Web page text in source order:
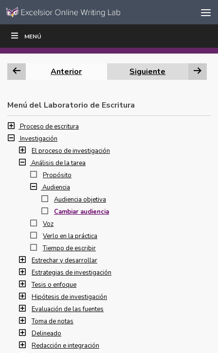
Ir al contenido
navegación
MENÚ
ESCRIBIR
Anterior Siguiente
Menú del Laboratorio de Escritura
Proceso de escritura
Investigación
El proceso de investigación
Análisis de la tarea
Propósito
Audiencia
Audiencia objetiva
Cambiar audiencia
Voz
Verlo en la práctica
Tiempo de escribir
Estrechar y desarrollar
Estrategias de investigación
Tesis o enfoque
Hipótesis de investigación
Evaluación de las fuentes
Toma de notas
Delineado
Redacción e integración